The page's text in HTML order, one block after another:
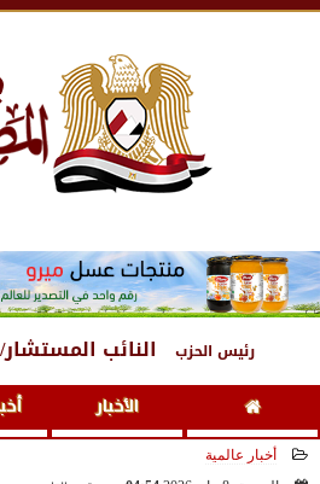
رئيس الحزب النائب
الأخبار
أخبار عالمية